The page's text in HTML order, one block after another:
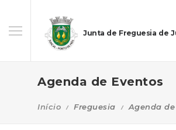
Junta de Freguesia de
Agenda de Eventos
Início Freguesia Agenda